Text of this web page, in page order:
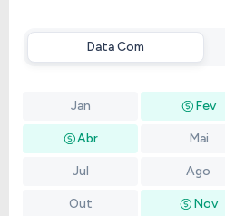
Data Com
Jan Fev
Abr Mai
Jul Ago
Out Nov